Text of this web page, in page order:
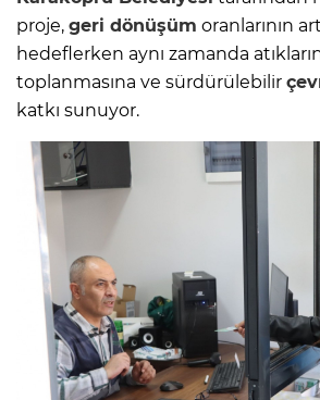
proje, geri dönüşüm oranlarının
hedeflerken aynı zamanda
toplanmasına ve sürdürülebilir
katkı sunuyor.